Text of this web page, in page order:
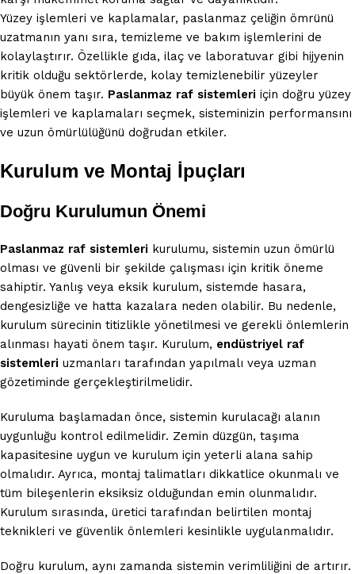
Yüzey işlemleri ve kaplamalar, paslanmaz çeliğin ömrünü
uzatmanın yanı sıra, temizleme ve bakım işlemlerini de
kolaylaştırır. Özellikle gıda, ilaç ve laboratuvar gibi hijyenin
kritik olduğu sektörlerde, kolay temizlenebilir yüzeyler
büyük önem taşır. Paslanmaz raf sistemleri için doğru yüzey
işlemleri ve kaplamaları seçmek, sisteminizin performansını
ve uzun ömürlülüğünü doğrudan etkiler.
Kurulum ve Montaj İpuçları
Doğru Kurulumun Önemi
Paslanmaz raf sistemleri kurulumu, sistemin uzun ömürlü
olması ve güvenli bir şekilde çalışması için kritik öneme
sahiptir. Yanlış veya eksik kurulum, sistemde hasara,
dengesizliğe ve hatta kazalara neden olabilir. Bu nedenle,
kurulum sürecinin titizlikle yönetilmesi ve gerekli önlemlerin
alınması hayati önem taşır. Kurulum, endüstriyel raf
sistemleri uzmanları tarafından yapılmalı veya uzman
gözetiminde gerçekleştirilmelidir.
Kuruluma başlamadan önce, sistemin kurulacağı alanın
uygunluğu kontrol edilmelidir. Zemin düzgün, taşıma
kapasitesine uygun ve kurulum için yeterli alana sahip
olmalıdır. Ayrıca, montaj talimatları dikkatlice okunmalı ve
tüm bileşenlerin eksiksiz olduğundan emin olunmalıdır.
Kurulum sırasında, üretici tarafından belirtilen montaj
teknikleri ve güvenlik önlemleri kesinlikle uygulanmalıdır.
Doğru kurulum, aynı zamanda sistemin verimliliğini de artırır.